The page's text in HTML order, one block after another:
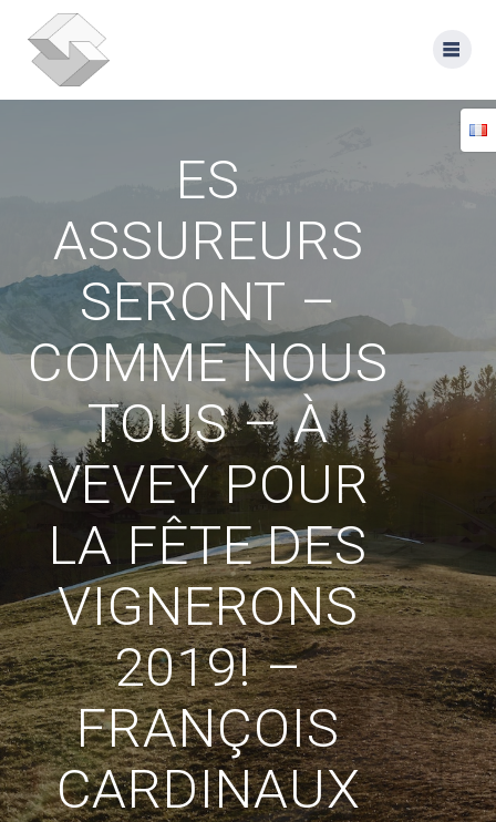
ES
ASSUREURS
SERONT –
COMME NOUS
TOUS – À
VEVEY POUR
LA FÊTE DES
VIGNERONS
2019! –
FRANÇOIS
CARDINAUX